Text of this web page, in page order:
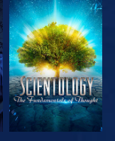
ESPLORA LE
SERIE